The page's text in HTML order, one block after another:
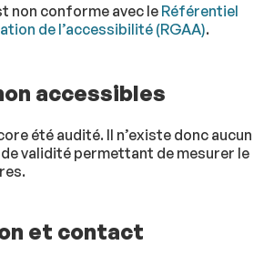
non conforme avec le Référentiel
de l’accessibilité (RGAA).
accessibles
été audité. Il n’existe donc aucun
validité permettant de mesurer le
et contact